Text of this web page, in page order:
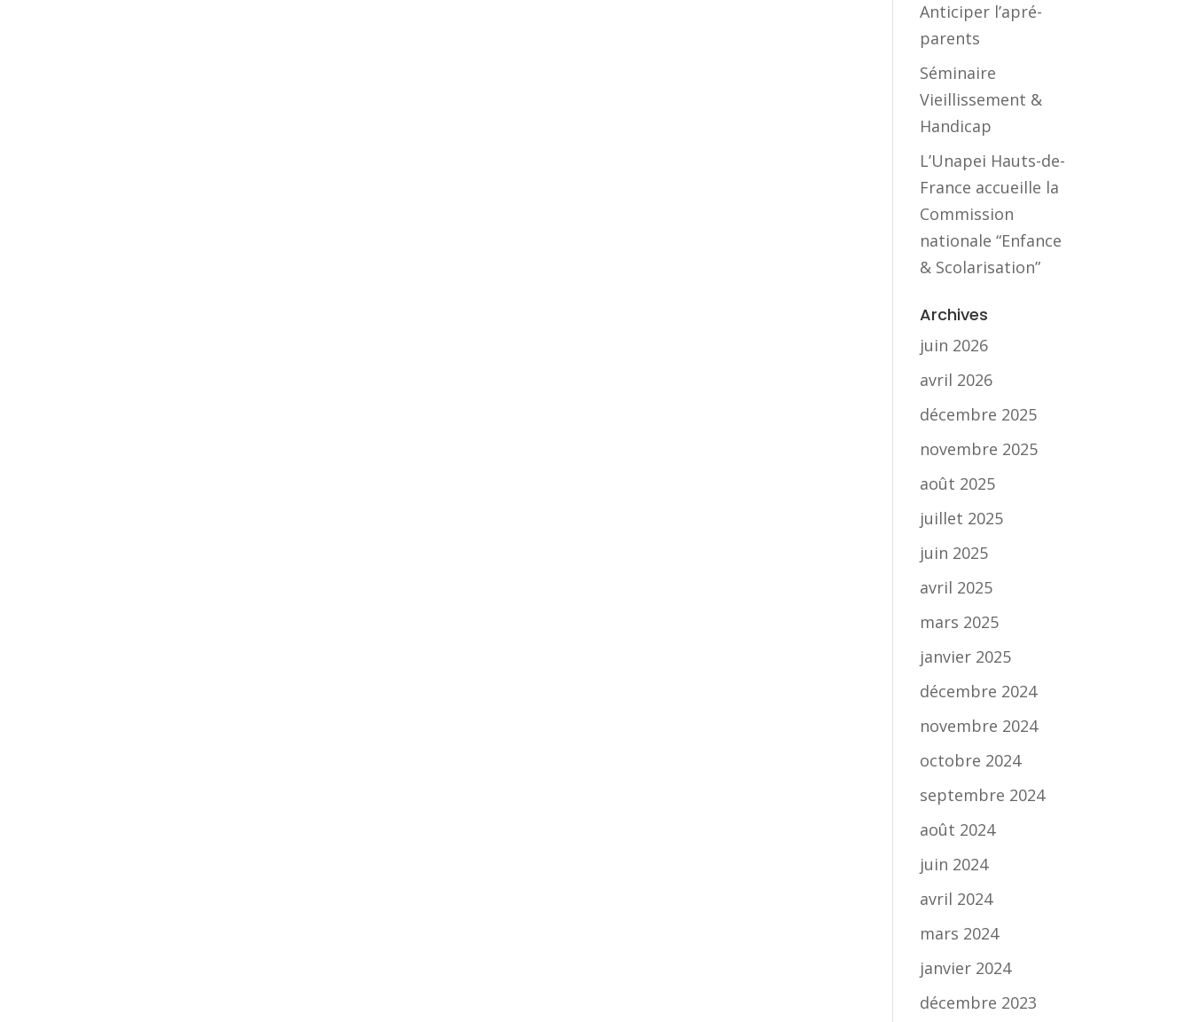
Anticiper l’apré-
parents
Séminaire
Vieillissement &
Handicap
L’Unapei Hauts-de-
France accueille la
Commission
nationale “Enfance
& Scolarisation”
Archives
juin 2026
avril 2026
décembre 2025
novembre 2025
août 2025
juillet 2025
juin 2025
avril 2025
mars 2025
janvier 2025
décembre 2024
novembre 2024
octobre 2024
septembre 2024
août 2024
juin 2024
avril 2024
mars 2024
janvier 2024
décembre 2023